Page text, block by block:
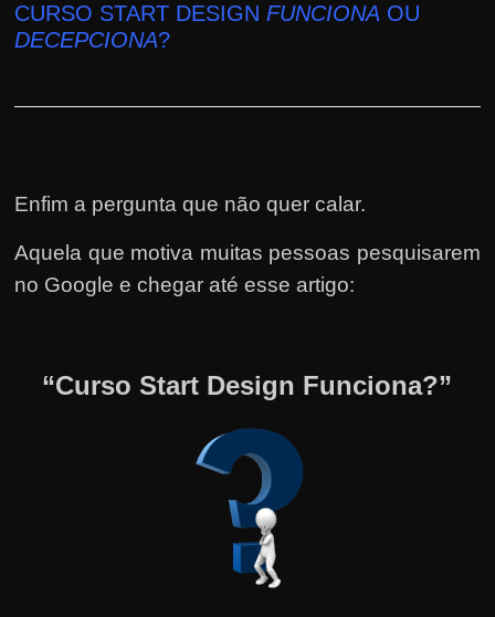
CURSO START DESIGNFUNCIONA OU
DECEPCIONA?
Enfim a pergunta que não quer calar.
Aquela que motiva muitas pessoas pesquisarem
no Google e chegar até esse artigo:
“Curso Start Design Funciona?”